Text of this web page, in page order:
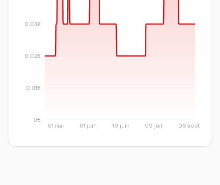
01 mai 01 juin 19 juin 09 juil. 06 août
0€
0.01€
0.02€
0.03€